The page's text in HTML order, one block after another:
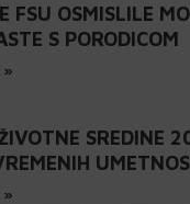
FSU OSMISLILE
S PORODICOM
»
SREDINE
KAMPANJI
»